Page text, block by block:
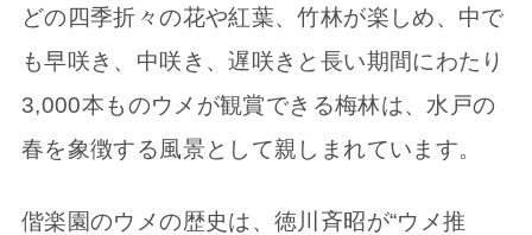
どの四季折々の花や紅葉、竹林が楽しめ、中で
も早咲き、中咲き、遅咲きと長い期間にわたり
3,000本ものウメが観賞できる梅林は、水戸の
春を象徴する風景として親しまれています。
偕楽園のウメの歴史は、徳川斉昭が“ウメ推